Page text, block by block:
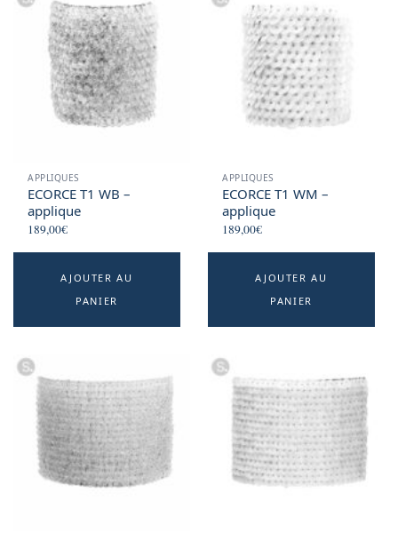
APPLIQUES
ECORCE T1 WB –
applique
189,00€
AJOUTER AU
PANIER
APPLIQUES
ECORCE T1 WM –
applique
189,00€
AJOUTER AU
PANIER